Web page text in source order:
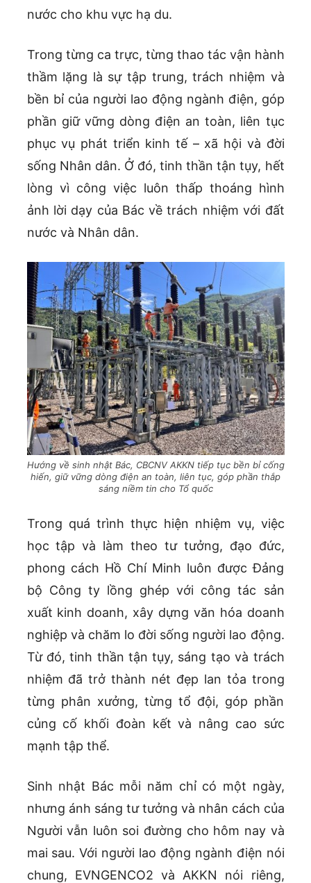
nước cho khu vực hạ du.
Trong từng ca trực, từng thao tác vận hành
thầm lặng là sự tập trung, trách nhiệm và
bền bỉ của người lao động ngành điện, góp
phần giữ vững dòng điện an toàn, liên tục
phục vụ phát triển kinh tế – xã hội và đời
sống Nhân dân. Ở đó, tinh thần tận tụy, hết
lòng vì công việc luôn thấp thoáng hình
ảnh lời dạy của Bác về trách nhiệm với đất
nước và Nhân dân.
Hướng về sinh nhật Bác, CBCNV AKKN tiếp tục bền bỉ cống
hiến, giữ vững dòng điện an toàn, liên tục, góp phần thắp
sáng niềm tin cho Tổ quốc
Trong quá trình thực hiện nhiệm vụ, việc
học tập và làm theo tư tưởng, đạo đức,
phong cách Hồ Chí Minh luôn được Đảng
bộ Công ty lồng ghép với công tác sản
xuất kinh doanh, xây dựng văn hóa doanh
nghiệp và chăm lo đời sống người lao động.
Từ đó, tinh thần tận tụy, sáng tạo và trách
nhiệm đã trở thành nét đẹp lan tỏa trong
từng phân xưởng, từng tổ đội, góp phần
củng cố khối đoàn kết và nâng cao sức
mạnh tập thể.
Sinh nhật Bác mỗi năm chỉ có một ngày,
nhưng ánh sáng tư tưởng và nhân cách của
Người vẫn luôn soi đường cho hôm nay và
mai sau. Với người lao động ngành điện nói
chung, EVNGENCO2 và AKKN nói riêng,